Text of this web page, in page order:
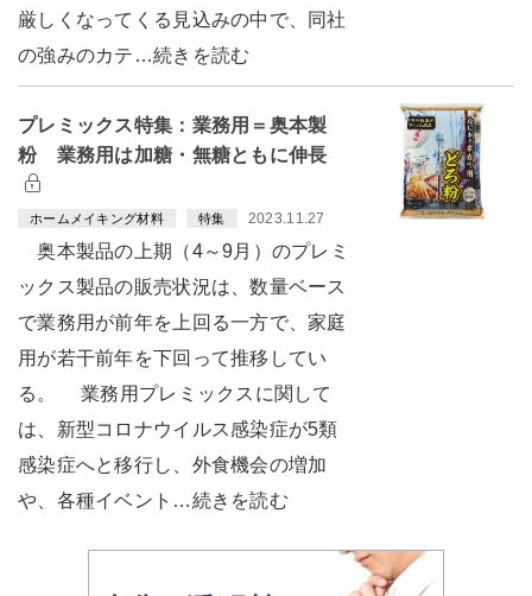
厳しくなってくる見込みの中で、同社
の強みのカテ…続きを読む
プレミックス特集：業務用＝奥本製
粉 業務用は加糖・無糖ともに伸長
ホームメイキング材料 特集 2023.11.27
奥本製品の上期（4～9月）のプレミ
ックス製品の販売状況は、数量ベース
で業務用が前年を上回る一方で、家庭
用が若干前年を下回って推移してい
る。 業務用プレミックスに関して
は、新型コロナウイルス感染症が5類
感染症へと移行し、外食機会の増加
や、各種イベント…続きを読む